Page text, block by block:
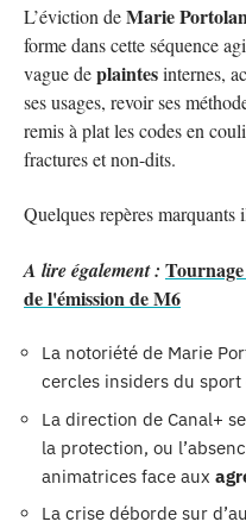
L’éviction deMarie
forme dans cette séquence
vague deplaintesinternes,
ses usages, revoir ses
remis à plat les codes en
fractures et non-dits.
Quelques repères marquants
A lire également :
de l'émission de M6
La notoriété de Marie
cercles insiders du
La direction de Canal+
la protection, ou
animatrices face aux
La crise déborde sur